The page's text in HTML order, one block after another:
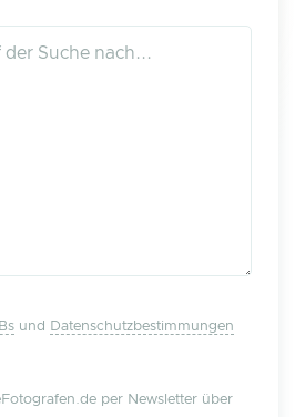
und
Datenschutzbestimmungen
per Newsletter über